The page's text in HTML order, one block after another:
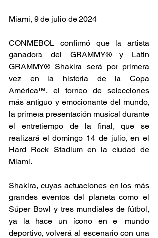
Miami, 9 de julio de 2024
CONMEBOL confirmó que la artista
ganadora del GRAMMY® y Latin
GRAMMY® Shakira será por primera
vez en la historia de la Copa
América™️, el torneo de selecciones
más antiguo y emocionante del mundo,
la primera presentación musical durante
el entretiempo de la final, que se
realizará el domingo 14 de julio, en el
Hard Rock Stadium en la ciudad de
Miami.
Shakira, cuyas actuaciones en los más
grandes eventos del planeta como el
Súper Bowl y tres mundiales de fútbol,
ya la hace un ícono en el mundo
deportivo, volverá al escenario con una